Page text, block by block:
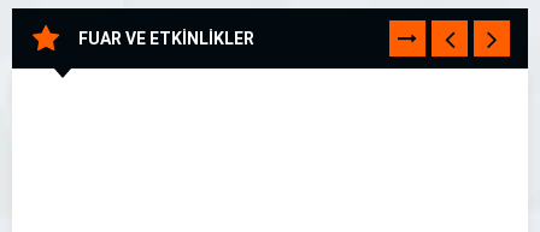
FUAR VE ETKİNLİKLER TÜMÜNÜ
GÖR